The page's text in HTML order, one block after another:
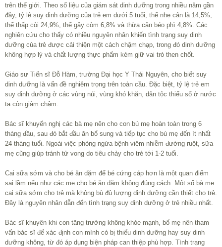
trên thế giới. Theo số liệu của giám sát dinh dưỡng trong nhiều năm gần
đây, tỷ lệ suy dinh dưỡng của trẻ em dưới 5 tuổi, thể nhẹ cân là 14,5%,
thể thấp còi 24,9%, thể gầy còm 6,8% và thừa cân béo phì 4,8%. Các
nghiên cứu cho thấy có nhiều nguyên nhân khiến tình trạng suy dinh
dưỡng của trẻ được cải thiện một cách chậm chạp, trong đó dinh dưỡng
không hợp lý và chất lượng thực phẩm kém giữ vai trò then chốt.
Giáo sư Tiến sĩ Đỗ Hàm, trường Đại học Y Thái Nguyên, cho biết suy
dinh dưỡng là vấn đề nghiêm trọng trên toàn cầu. Đặc biệt, tỷ lệ trẻ em
suy dinh dưỡng ở các vùng núi, vùng khó khăn, dân tộc thiểu số ở nước
ta còn giảm chậm.
Bác sĩ khuyến nghị các bà mẹ nên cho con bú mẹ hoàn toàn trong 6
tháng đầu, sau đó bắt đầu ăn bổ sung và tiếp tục cho bú mẹ đến ít nhất
24 tháng tuổi. Ngoài việc phòng ngừa bệnh viêm nhiễm đường ruột, sữa
mẹ cũng giúp tránh tử vong do tiêu chảy cho trẻ tới 1-2 tuổi.
Cai sữa sớm và cho bé ăn dặm để bé cứng cáp hơn là một quan điểm
sai lầm nếu như các mẹ cho bé ăn dặm không đúng cách. Một số bà mẹ
cai sữa sớm cho trẻ mà không bù đủ lượng dinh dưỡng cần thiết cho trẻ.
Đây là nguyên nhân dẫn đến tình trạng suy dinh dưỡng ở trẻ nhiều nhất.
Bác sĩ khuyên khi con tăng trưởng không khỏe mạnh, bố mẹ nên tham
vấn bác sĩ để xác định con mình có bị thiếu dinh dưỡng hay suy dinh
dưỡng không, từ đó áp dụng biện pháp can thiệp phù hợp. Tình trạng